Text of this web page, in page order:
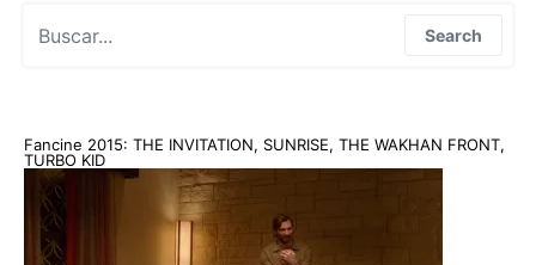
Search
Fancine 2015: THE INVITATION, SUNRISE, THE WAKHAN FRONT,
TURBO KID